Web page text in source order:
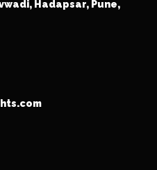
Hadapsar, Pune,